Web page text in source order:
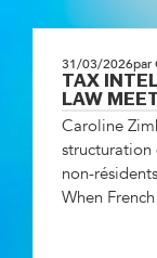
31/03/2026par
TAX
LAW
Caroline
structuration
non-
When